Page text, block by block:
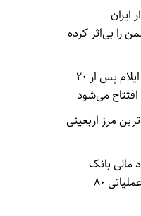
ایران
را بی‌اثر کرده
بزرگترین سازه سنگی ایلام پس از ۲۰
افتتاح می‌شود
مرز اربعینی
مالی بانک
صادرات ایران/ درآمد عملیاتی ۸۰